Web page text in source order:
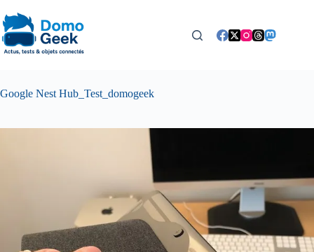
au
contenu
Google Nest Hub_Test_domogeek